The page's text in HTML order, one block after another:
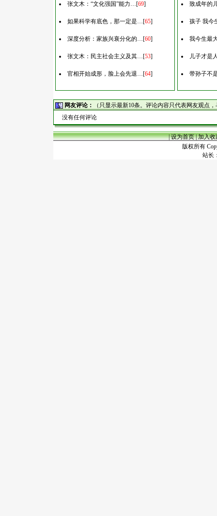
张文木：“文化强国”能力…[69]
如果科学有底色，那一定是…[65]
深度分析：家族兴衰分化的…[60]
张文木：民主社会主义及其…[53]
官相开始成形，脸上会先退…[64]
致成年的
孩子 我今
我今生最
儿子才是
带孙子不
网友评论：
（只显示最新10条。评论内容只代表网友观点
没有任何评论
|设为首页|加入收
版权所有
站长